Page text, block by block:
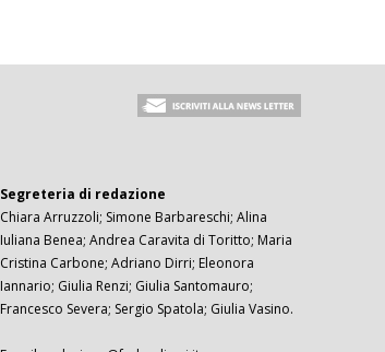
Segreteria di redazione
Chiara Arruzzoli; Simone Barbareschi; Alina
Iuliana Benea; Andrea Caravita di Toritto; Maria
Cristina Carbone; Adriano Dirri; Eleonora
Iannario; Giulia Renzi; Giulia Santomauro;
Francesco Severa; Sergio Spatola; Giulia Vasino.